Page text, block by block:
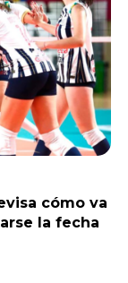
cómo va
la fecha